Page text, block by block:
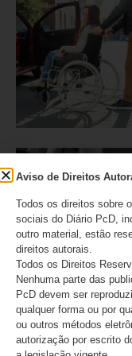
Aviso de Direitos
Todos os direitos sobre
sociais do Diário PcD,
outro material, estão
direitos autorais.
Todos os Direitos
Nenhuma parte das
PcD devem ser
qualquer forma ou por
ou outros métodos
autorização por escrito